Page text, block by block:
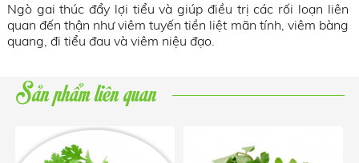
Ngò gai thúc đẩy lợi tiểu và giúp điều trị các rối loạn liên
quan đến thận như viêm tuyến tiền liệt mãn tính, viêm bàng
quang, đi tiểu đau và viêm niệu đạo.
Sản phẩm liên quan